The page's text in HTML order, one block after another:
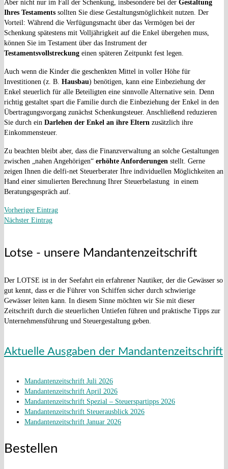
Aber nicht nur im Fall der Schenkung, insbesondere bei der Gestaltung
Ihres Testaments sollten Sie diese Gestaltungsmöglichkeit nutzen. Der
Vorteil: Während die Verfügungsmacht über das Vermögen bei der
Schenkung spätestens mit Volljährigkeit auf die Enkel übergehen muss,
können Sie im Testament über das Instrument der
Testamentsvollstreckung einen späteren Zeitpunkt fest legen.
Auch wenn die Kinder die geschenkten Mittel in voller Höhe für
Investitionen (z. B. Hausbau) benötigen, kann eine Einbeziehung der
Enkel steuerlich für alle Beteiligten eine sinnvolle Alternative sein. Denn
richtig gestaltet spart die Familie durch die Einbeziehung der Enkel in den
Übertragungsvorgang zunächst Schenkungsteuer. Anschließend reduzieren
Sie durch ein Darlehen der Enkel an ihre Eltern zusätzlich ihre
Einkommensteuer.
Zu beachten bleibt aber, dass die Finanzverwaltung an solche Gestaltungen
zwischen „nahen Angehörigen“ erhöhte Anforderungen stellt. Gerne
zeigen Ihnen die delfi-net Steuerberater Ihre individuellen Möglichkeiten an
Hand einer simulierten Berechnung Ihrer Steuerbelastung in einem
Beratungsgespräch auf.
Vorheriger Eintrag
Nächster Eintrag
Lotse - unsere Mandantenzeitschrift
Der LOTSE ist in der Seefahrt ein erfahrener Nautiker, der die Gewässer so
gut kennt, dass er die Führer von Schiffen sicher durch schwierige
Gewässer leiten kann. In diesem Sinne möchten wir Sie mit dieser
Zeitschrift durch die steuerlichen Untiefen führen und praktische Tipps zur
Unternehmensführung und Steuergestaltung geben.
Aktuelle Ausgaben der Mandantenzeitschrift
Mandantenzeitschrift Juli 2026
Mandantenzeitschrift April 2026
Mandantenzeitschrift Spezial – Steuerspartipps 2026
Mandantenzeitschrift Steuerausblick 2026
Mandantenzeitschrift Januar 2026
Bestellen